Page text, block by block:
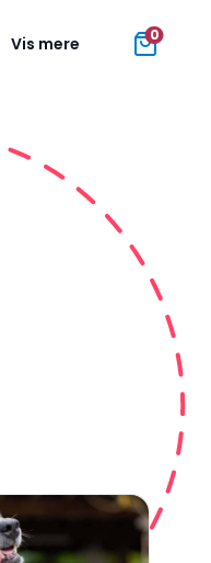
Vis mere 0